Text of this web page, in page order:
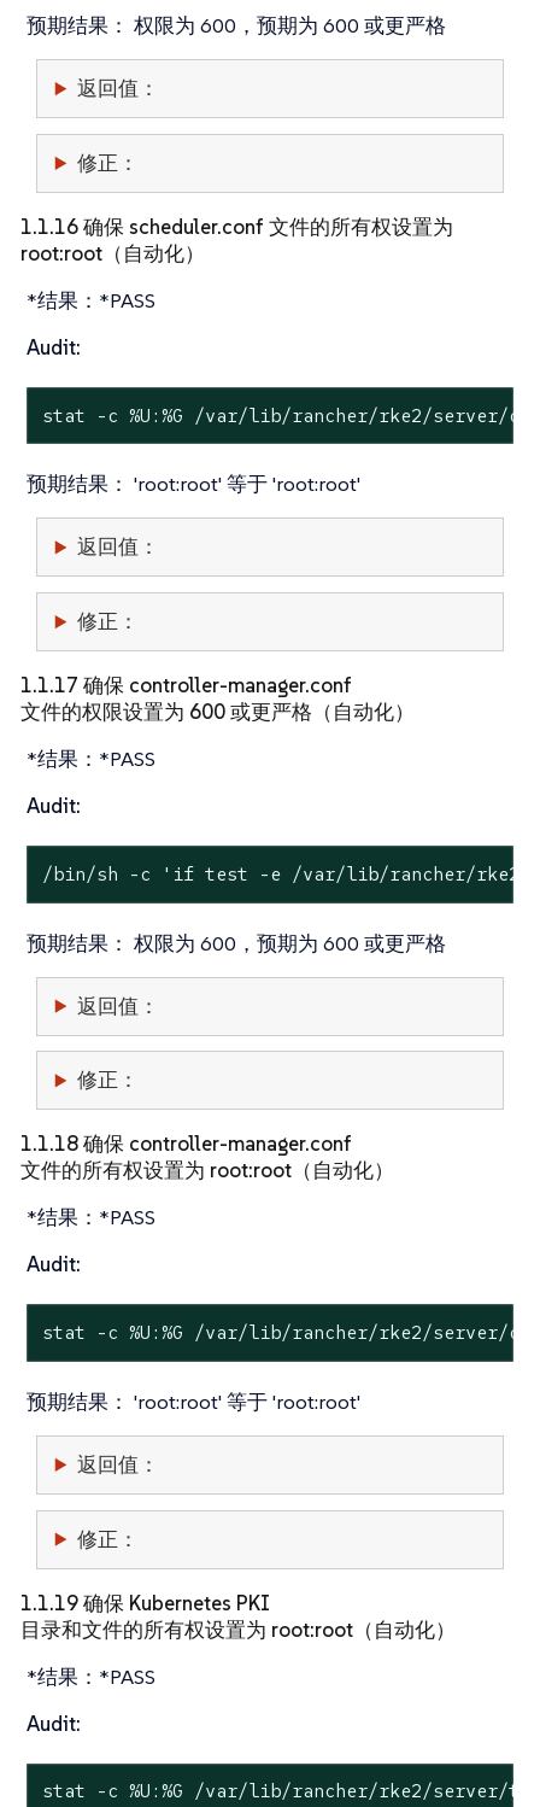
预期结果： 权限为 600，预期为 600 或更严格
返回值：
修正：
1.1.16 确保 scheduler.conf 文件的所有权设置为
root:root（自动化）
*结果：*PASS
Audit:
stat -c %U:%G /var/lib/rancher/rke2/server/
预期结果： 'root:root' 等于 'root:root'
返回值：
修正：
1.1.17 确保 controller-manager.conf
文件的权限设置为 600 或更严格（自动化）
*结果：*PASS
Audit:
/bin/sh -c 'if test -e /var/lib/rancher/rke2/
预期结果： 权限为 600，预期为 600 或更严格
返回值：
修正：
1.1.18 确保 controller-manager.conf
文件的所有权设置为 root:root（自动化）
*结果：*PASS
Audit:
stat -c %U:%G /var/lib/rancher/rke2/server/
预期结果： 'root:root' 等于 'root:root'
返回值：
修正：
1.1.19 确保 Kubernetes PKI
目录和文件的所有权设置为 root:root（自动化）
*结果：*PASS
Audit:
stat -c %U:%G /var/lib/rancher/rke2/server/tls